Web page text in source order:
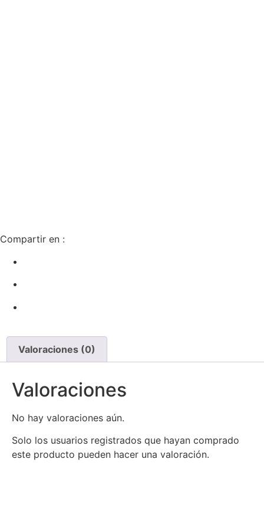
Compartir en :
Valoraciones (0)
Valoraciones
No hay valoraciones aún.
Solo los usuarios registrados que hayan comprado
este producto pueden hacer una valoración.